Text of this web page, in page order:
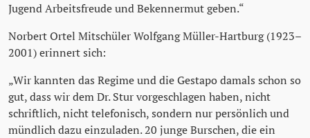
Jugend Arbeitsfreude und Bekennermut geben.“
Norbert Ortel Mitschüler Wolfgang Müller-Hartburg (1923–
2001) erinnert sich:
„Wir kannten das Regime und die Gestapo damals schon so
gut, dass wir dem Dr. Stur vorgeschlagen haben, nicht
schriftlich, nicht telefonisch, sondern nur persönlich und
mündlich dazu einzuladen. 20 junge Burschen, die ein